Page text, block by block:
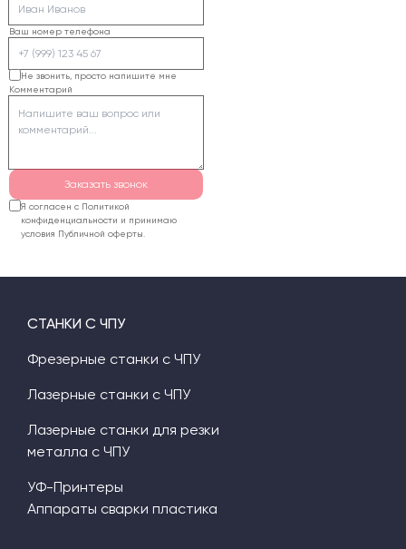
возможную безопасную
альтернативу.
Полученные сведения
используют для выбора
модели, согласования
комплектации, поставки
по договору и
Ваш номер телефона
Не звонить, просто напишите мне
Комментарий
Заказать звонок
Я согласен с Политикой
конфиденциальности и принимаю
условия Публичной оферты.
СТАНКИ С ЧПУ
Фрезерные станки с ЧПУ
Лазерные станки с ЧПУ
Лазерные станки для резки
металла с ЧПУ
УФ-Принтеры
Аппараты сварки пластика